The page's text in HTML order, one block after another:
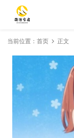
当前位置： 首页 正文